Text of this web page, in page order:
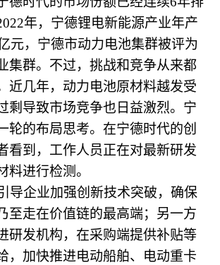
年，宁德锂电新能源产业年产
元，宁德市动力电池集群被评为
集群。不过，挑战和竞争从来都
近几年，动力电池原材料越发受
剩导致市场竞争也日益激烈。宁
轮的布局思考。在宁德时代的创
看到，工作人员正在对最新研发
料进行检测。
导企业加强创新技术突破，确保
至走在价值链的最高端；另一方
研发机构，在采购端提供补贴等
，加快推进电动船舶、电动重卡